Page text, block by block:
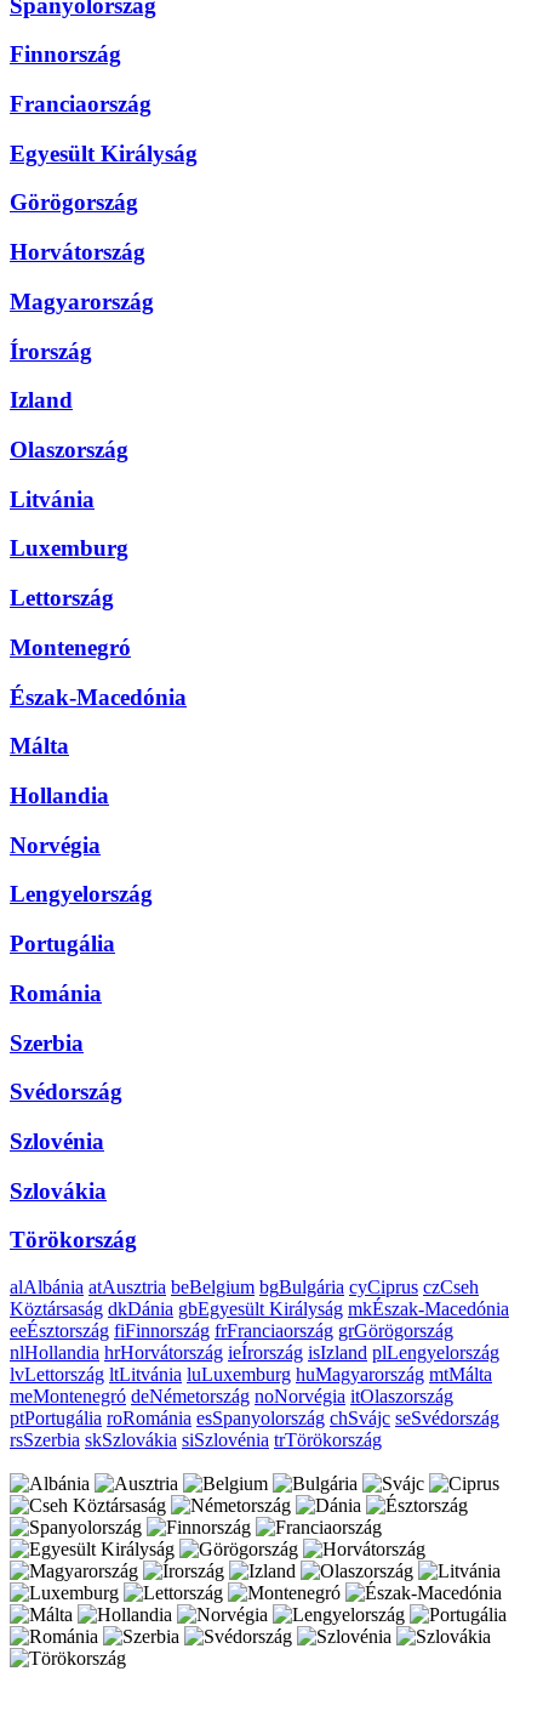
Finnország
Franciaország
Egyesült Királyság
Görögország
Horvátország
Magyarország
Írország
Izland
Olaszország
Litvánia
Luxemburg
Lettország
Montenegró
Észak-Macedónia
Málta
Hollandia
Norvégia
Lengyelország
Portugália
Románia
Szerbia
Svédország
Szlovénia
Szlovákia
Törökország
alAlbánia atAusztria beBelgium bgBulgária cyCiprus czCseh
Köztársaság dkDánia gbEgyesült Királyság mkÉszak-Macedónia
eeÉsztország fiFinnország frFranciaország grGörögország
nlHollandia hrHorvátország ieÍrország isIzland plLengyelország
lvLettország ltLitvánia luLuxemburg huMagyarország mtMálta
meMontenegró deNémetország noNorvégia itOlaszország
ptPortugália roRománia esSpanyolország chSvájc seSvédország
rsSzerbia skSzlovákia siSzlovénia trTörökország